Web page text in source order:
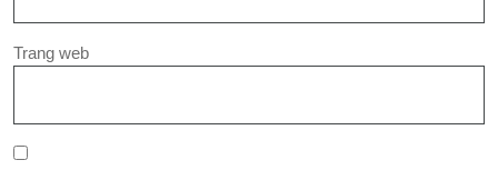
Trang web